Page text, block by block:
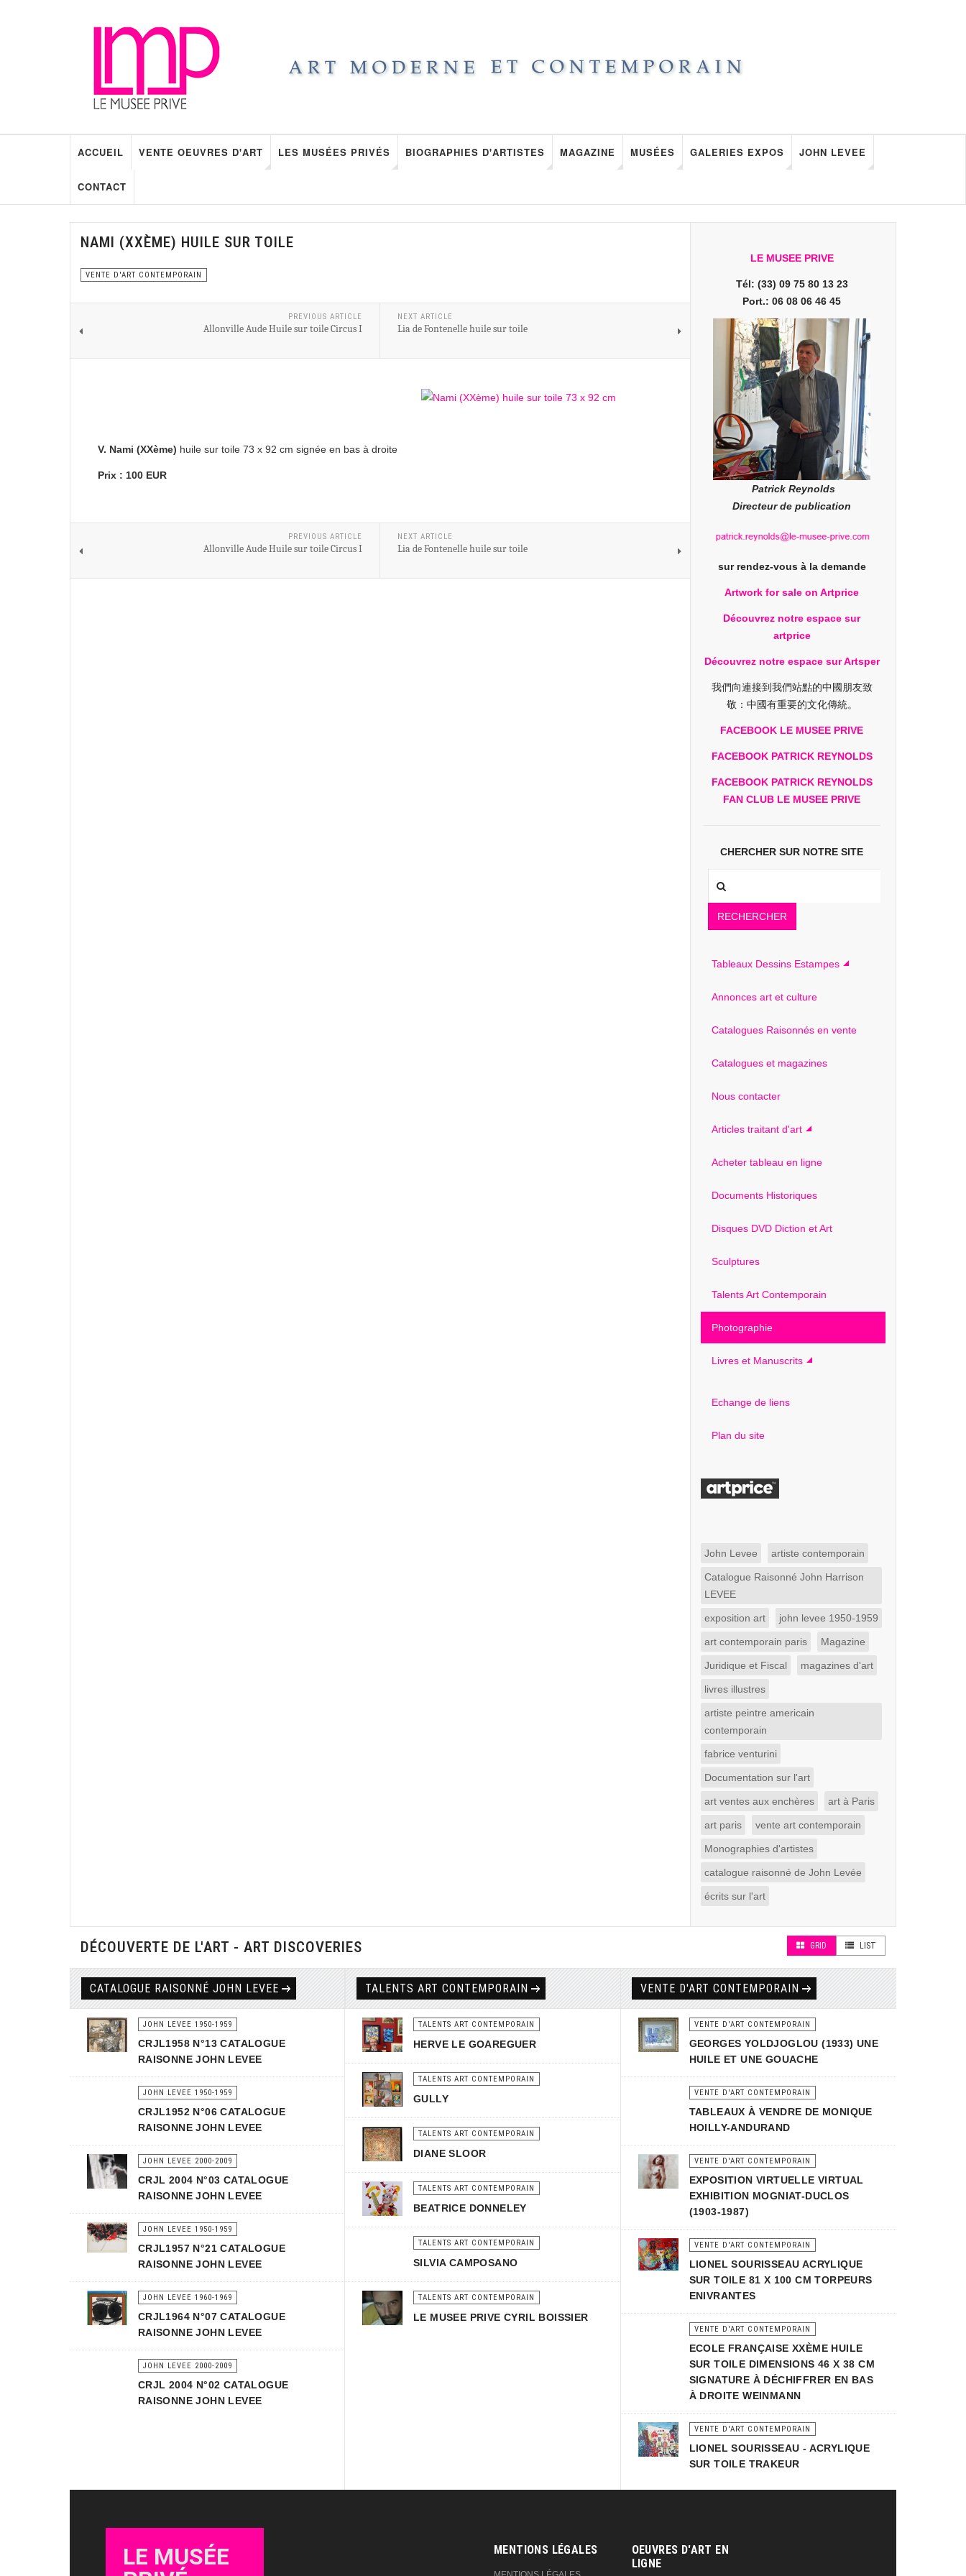
ACCUEIL VENTE OEUVRES D'ART LES MUSÉES PRIVÉS BIOGRAPHIES D'ARTISTES MAGAZINE MUSÉES GALERIES EXPOS JOHN LEVEE
CONTACT
NAMI (XXÈME) HUILE SUR TOILE
VENTE D'ART CONTEMPORAIN
PREVIOUS ARTICLE
Allonville Aude Huile sur toile Circus I
NEXT ARTICLE
Lia de Fontenelle huile sur toile
V. Nami (XXème) huile sur toile 73 x 92 cm signée en bas à droite
Prix : 100 EUR
PREVIOUS ARTICLE
Allonville Aude Huile sur toile Circus I
NEXT ARTICLE
Lia de Fontenelle huile sur toile
LE MUSEE PRIVE
Tél: (33) 09 75 80 13 23
Port.: 06 08 06 46 45
Patrick Reynolds
Directeur de publication
sur rendez-vous à la demande
Artwork for sale on Artprice
Découvrez notre espace sur
artprice
Découvrez notre espace sur Artsper
我們向連接到我們站點的中國朋友致
敬：中國有重要的文化傳統。
FACEBOOK LE MUSEE PRIVE
FACEBOOK PATRICK REYNOLDS
FACEBOOK PATRICK REYNOLDS
FAN CLUB LE MUSEE PRIVE
CHERCHER SUR NOTRE SITE
RECHERCHER
Tableaux Dessins Estampes
Annonces art et culture
Catalogues Raisonnés en vente
Catalogues et magazines
Nous contacter
Articles traitant d'art
Acheter tableau en ligne
Documents Historiques
Disques DVD Diction et Art
Sculptures
Talents Art Contemporain
Photographie
Livres et Manuscrits
Echange de liens
Plan du site
John Levee artiste contemporain
Catalogue Raisonné John Harrison
LEVEE
exposition art john levee 1950-1959
art contemporain paris Magazine
Juridique et Fiscal magazines d'art
livres illustres
artiste peintre americain
contemporain
fabrice venturini
Documentation sur l'art
art ventes aux enchères art à Paris
art paris vente art contemporain
Monographies d'artistes
catalogue raisonné de John Levée
écrits sur l'art
DÉCOUVERTE DE L'ART - ART DISCOVERIES GRID LIST
CATALOGUE RAISONNÉ JOHN LEVEE
JOHN LEVEE 1950-1959
CRJL1958 N°13 CATALOGUE
RAISONNE JOHN LEVEE
JOHN LEVEE 1950-1959
CRJL1952 N°06 CATALOGUE
RAISONNE JOHN LEVEE
JOHN LEVEE 2000-2009
CRJL 2004 N°03 CATALOGUE
RAISONNE JOHN LEVEE
JOHN LEVEE 1950-1959
CRJL1957 N°21 CATALOGUE
RAISONNE JOHN LEVEE
JOHN LEVEE 1960-1969
CRJL1964 N°07 CATALOGUE
RAISONNE JOHN LEVEE
JOHN LEVEE 2000-2009
CRJL 2004 N°02 CATALOGUE
RAISONNE JOHN LEVEE
TALENTS ART CONTEMPORAIN
TALENTS ART CONTEMPORAIN
HERVE LE GOAREGUER
TALENTS ART CONTEMPORAIN
GULLY
TALENTS ART CONTEMPORAIN
DIANE SLOOR
TALENTS ART CONTEMPORAIN
BEATRICE DONNELEY
TALENTS ART CONTEMPORAIN
SILVIA CAMPOSANO
TALENTS ART CONTEMPORAIN
LE MUSEE PRIVE CYRIL BOISSIER
VENTE D'ART CONTEMPORAIN
VENTE D'ART CONTEMPORAIN
GEORGES YOLDJOGLOU (1933) UNE
HUILE ET UNE GOUACHE
VENTE D'ART CONTEMPORAIN
TABLEAUX À VENDRE DE MONIQUE
HOILLY-ANDURAND
VENTE D'ART CONTEMPORAIN
EXPOSITION VIRTUELLE VIRTUAL
EXHIBITION MOGNIAT-DUCLOS
(1903-1987)
VENTE D'ART CONTEMPORAIN
LIONEL SOURISSEAU ACRYLIQUE
SUR TOILE 81 X 100 CM TORPEURS
ENIVRANTES
VENTE D'ART CONTEMPORAIN
ECOLE FRANÇAISE XXÈME HUILE
SUR TOILE DIMENSIONS 46 X 38 CM
SIGNATURE À DÉCHIFFRER EN BAS
À DROITE WEINMANN
VENTE D'ART CONTEMPORAIN
LIONEL SOURISSEAU - ACRYLIQUE
SUR TOILE TRAKEUR
LE MUSÉE
MENTIONS LÉGALES
OEUVRES D'ART EN
LIGNE‎